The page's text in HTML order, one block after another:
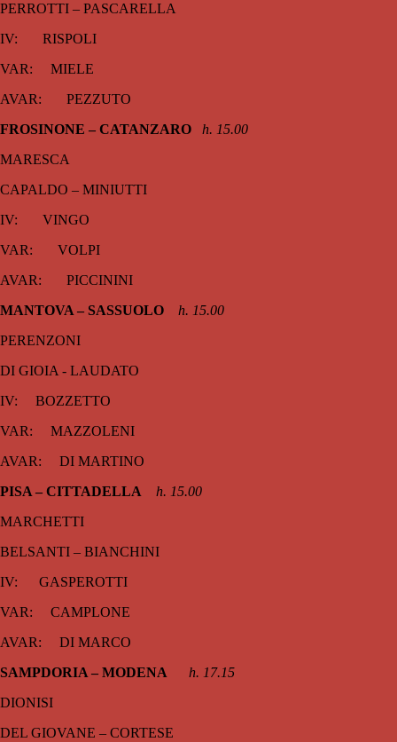
PERROTTI – PASCARELLA
IV: RISPOLI
VAR: MIELE
AVAR: PEZZUTO
FROSINONE – CATANZARO h. 15.00
MARESCA
CAPALDO – MINIUTTI
IV: VINGO
VAR: VOLPI
AVAR: PICCININI
MANTOVA – SASSUOLO h. 15.00
PERENZONI
DI GIOIA - LAUDATO
IV: BOZZETTO
VAR: MAZZOLENI
AVAR: DI MARTINO
PISA – CITTADELLA h. 15.00
MARCHETTI
BELSANTI – BIANCHINI
IV: GASPEROTTI
VAR: CAMPLONE
AVAR: DI MARCO
SAMPDORIA – MODENA
h. 17.15
DIONISI
DEL GIOVANE – CORTESE